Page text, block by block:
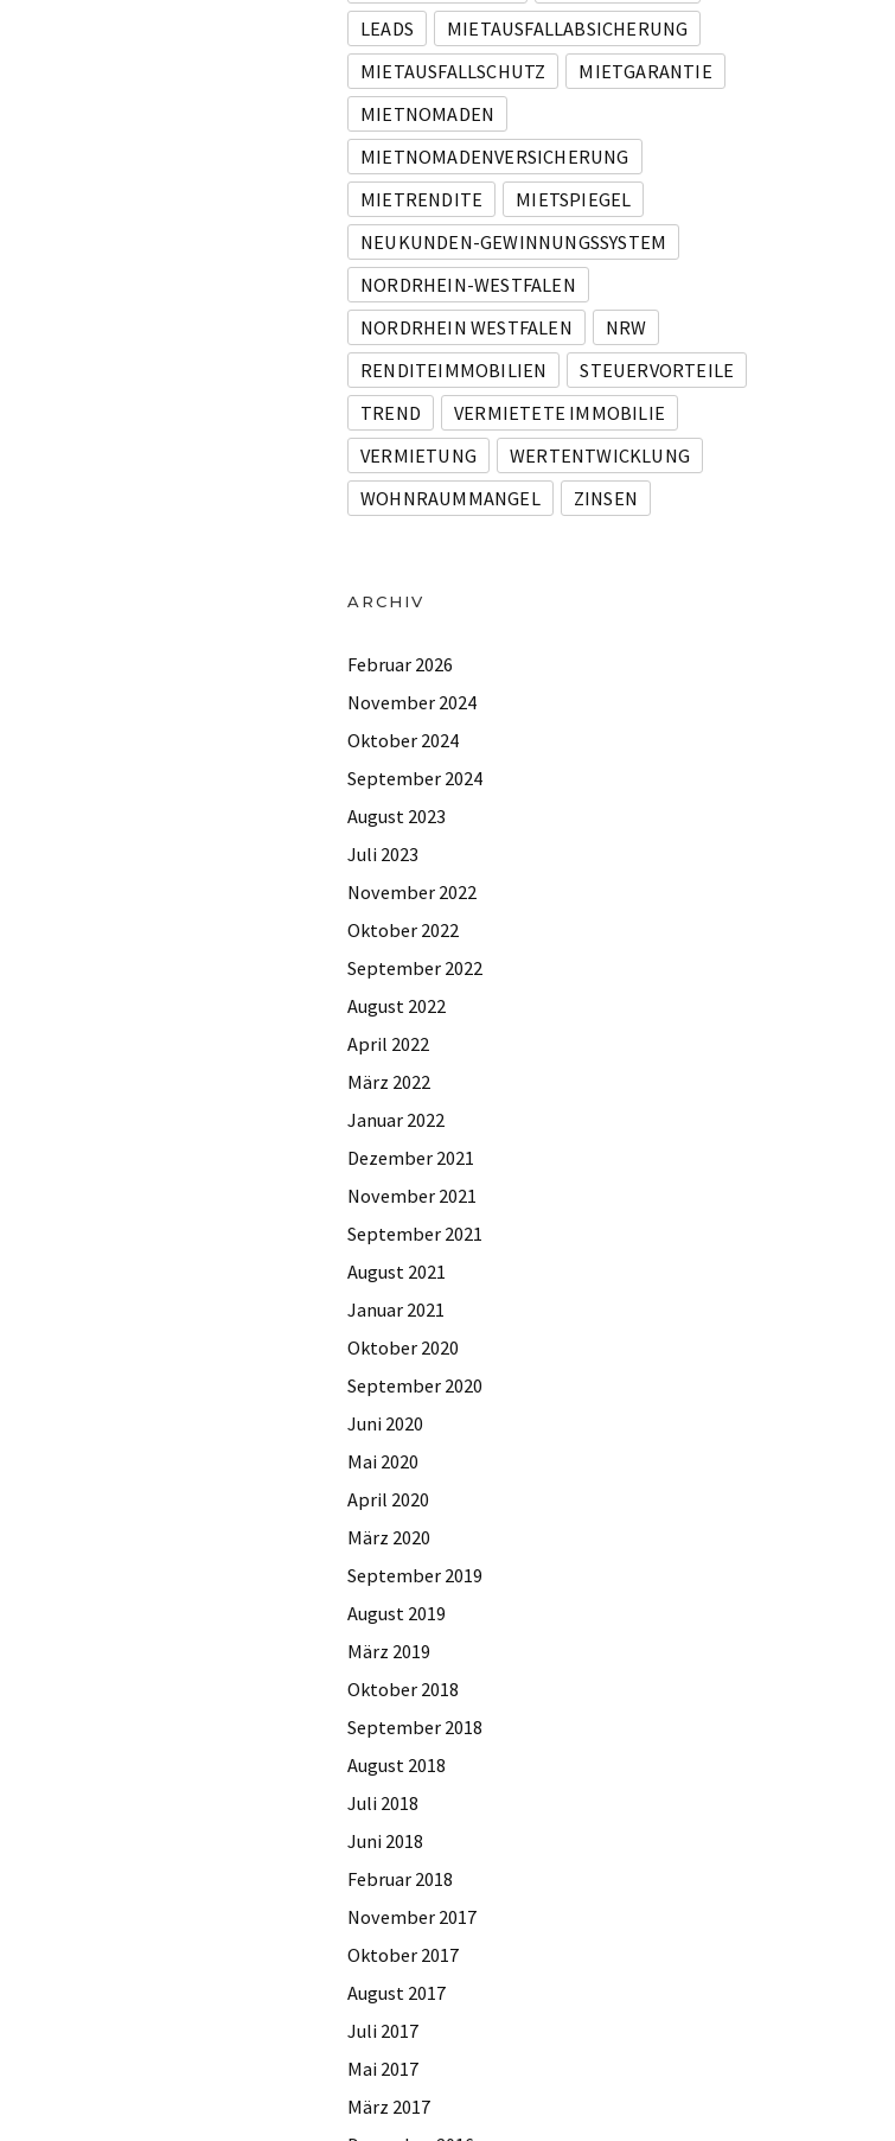
LEADS
MIETAUSFALLABSICHERUNG
MIETAUSFALLSCHUTZ
MIETGARANTIE
MIETNOMADEN
MIETNOMADENVERSICHERUNG
MIETRENDITE
MIETSPIEGEL
NEUKUNDEN-GEWINNUNGSSYSTEM
NORDRHEIN-WESTFALEN
NORDRHEIN WESTFALEN
NRW
RENDITEIMMOBILIEN
STEUERVORTEILE
TREND
VERMIETETE IMMOBILIE
VERMIETUNG
WERTENTWICKLUNG
WOHNRAUMMANGEL
ZINSEN
ARCHIV
Februar 2026
November 2024
Oktober 2024
September 2024
August 2023
Juli 2023
November 2022
Oktober 2022
September 2022
August 2022
April 2022
März 2022
Januar 2022
Dezember 2021
November 2021
September 2021
August 2021
Januar 2021
Oktober 2020
September 2020
Juni 2020
Mai 2020
April 2020
März 2020
September 2019
August 2019
März 2019
Oktober 2018
September 2018
August 2018
Juli 2018
Juni 2018
Februar 2018
November 2017
Oktober 2017
August 2017
Juli 2017
Mai 2017
März 2017